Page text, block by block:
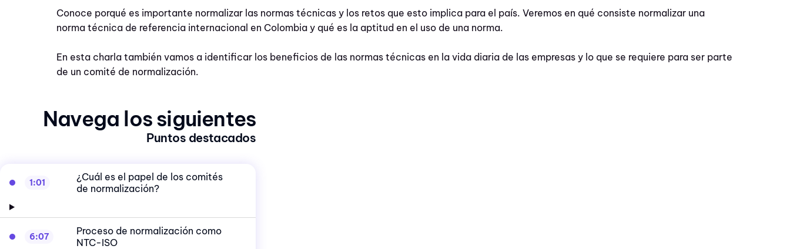
Conoce porqué es importante normalizar las normas técnicas y los retos que esto implica para el país. Veremos en qué consiste normalizar una
norma técnica de referencia internacional en Colombia y qué es la aptitud en el uso de una norma.
En esta charla también vamos a identificar los beneficios de las normas técnicas en la vida diaria de las empresas y lo que se requiere para ser parte
de un comité de normalización.
Navega los siguientes
Puntos destacados
1:01
¿Cuál es el papel de los comités
de normalización?
6:07
Proceso de normalización como
NTC-ISO